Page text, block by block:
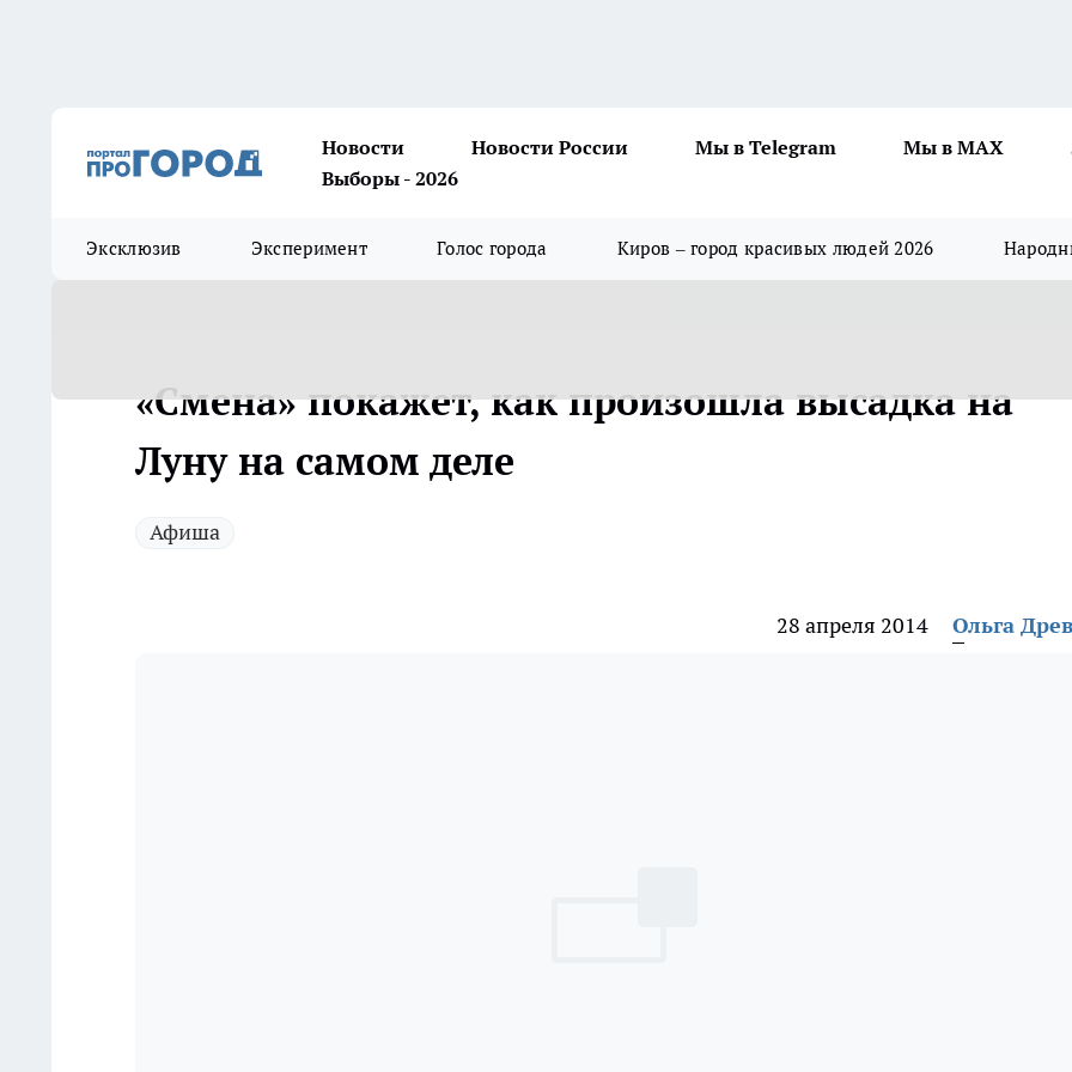
Новости Новости России Мы в Telegram Мы в MAX
Выборы - 2026
Эксклюзив Эксперимент Голос города Киров – город красивых людей 2026
«Смена» покажет, как произошла высадка на
Луну на самом деле
Афиша
28 апреля 2014 Ольга